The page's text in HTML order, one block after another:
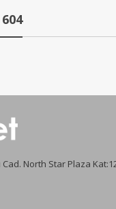
Cad. North Star Plaza